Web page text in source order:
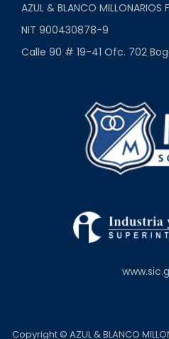
AZUL & BLANCO MILLONARIOS
NIT 900430878-9
Calle 90 # 19-41 Ofc. 702
Copyright © AZUL & BLANCO